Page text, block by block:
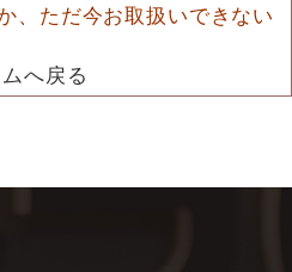
、ただ今お取扱いできない
へ戻る